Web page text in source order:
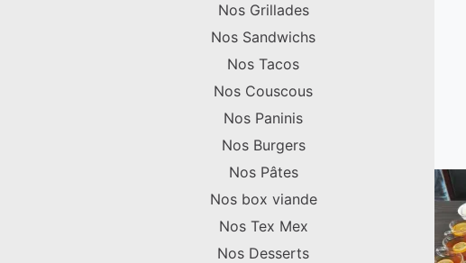
Nos Grillades
Nos Sandwichs
Nos Tacos
Nos Couscous
Nos Paninis
Nos Burgers
Nos Pâtes
Nos box viande
Nos Tex Mex
Nos Desserts